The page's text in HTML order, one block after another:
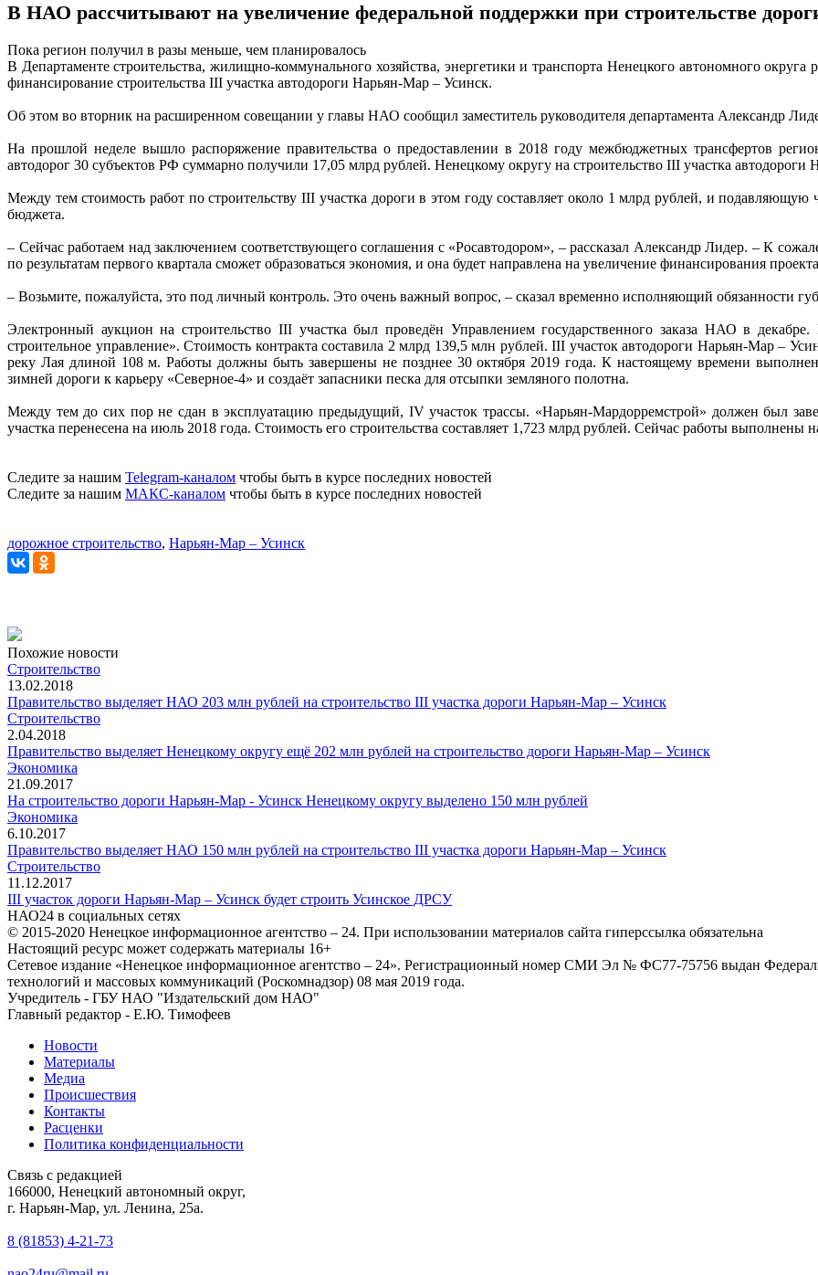
В НАО рассчитывают на увеличение федеральной поддержки при строительстве
Пока регион получил в разы меньше, чем планировалось
В Департаменте строительства, жилищно-коммунального хозяйства, энергетики и транспорта Ненецкого автономного
финансирование строительства III участка автодороги Нарьян-Мар – Усинск.
Об этом во вторник на расширенном совещании у главы НАО сообщил заместитель руководителя департамента Александр
На прошлой неделе вышло распоряжение правительства о предоставлении в 2018 году межбюджетных трансфертов
автодорог 30 субъектов РФ суммарно получили 17,05 млрд рублей. Ненецкому округу на строительство III участка автодороги
Между тем стоимость работ по строительству III участка дороги в этом году составляет около 1 млрд рублей, и
бюджета.
– Сейчас работаем над заключением соответствующего соглашения с «Росавтодором», – рассказал Александр Лидер. – К
по результатам первого квартала сможет образоваться экономия, и она будет направлена на увеличение финансирования
– Возьмите, пожалуйста, это под личный контроль. Это очень важный вопрос, – сказал временно исполняющий обязанности
Электронный аукцион на строительство III участка был проведён Управлением государственного заказа НАО в
строительное управление». Стоимость контракта составила 2 млрд 139,5 млн рублей. III участок автодороги Нарьян-Мар –
реку Лая длиной 108 м. Работы должны быть завершены не позднее 30 октября 2019 года. К настоящему времени
зимней дороги к карьеру «Северное-4» и создаёт запасники песка для отсыпки земляного полотна.
Между тем до сих пор не сдан в эксплуатацию предыдущий, IV участок трассы. «Нарьян-Мардорремстрой» должен был
участка перенесена на июль 2018 года. Стоимость его строительства составляет 1,723 млрд рублей. Сейчас работы выполнены
Следите за нашим Telegram-каналом чтобы быть в курсе последних новостей
Следите за нашим МАКС-каналом чтобы быть в курсе последних новостей
дорожное строительство, Нарьян-Мар – Усинск
Похожие новости
Строительство
13.02.2018
Правительство выделяет НАО 203 млн рублей на строительство III участка дороги Нарьян-Мар – Усинск
Строительство
2.04.2018
Правительство выделяет Ненецкому округу ещё 202 млн рублей на строительство дороги Нарьян-Мар – Усинск
Экономика
21.09.2017
На строительство дороги Нарьян-Мар - Усинск Ненецкому округу выделено 150 млн рублей
Экономика
6.10.2017
Правительство выделяет НАО 150 млн рублей на строительство III участка дороги Нарьян-Мар – Усинск
Строительство
11.12.2017
III участок дороги Нарьян-Мар – Усинск будет строить Усинское ДРСУ
НАО24 в социальных сетях
© 2015-2020 Ненецкое информационное агентство – 24. При использовании материалов сайта гиперссылка обязательна
Настоящий ресурс может содержать материалы 16+
Сетевое издание «Ненецкое информационное агентство – 24». Регистрационный номер СМИ Эл № ФС77-75756 выдан
технологий и массовых коммуникаций (Роскомнадзор) 08 мая 2019 года.
Учредитель - ГБУ НАО "Издательский дом НАО"
Главный редактор - Е.Ю. Тимофеев
Новости
Материалы
Медиа
Происшествия
Контакты
Расценки
Политика конфиденциальности
Связь с редакцией
166000, Ненецкий автономный округ,
г. Нарьян-Мар, ул. Ленина, 25а.
8 (81853) 4-21-73